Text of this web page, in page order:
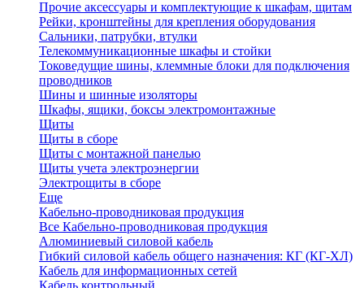
Прочие аксессуары и комплектующие к шкафам, щитам
Рейки, кронштейны для крепления оборудования
Сальники, патрубки, втулки
Телекоммуникационные шкафы и стойки
Токоведущие шины, клеммные блоки для подключения
проводников
Шины и шинные изоляторы
Шкафы, ящики, боксы электромонтажные
Щиты
Щиты в сборе
Щиты с монтажной панелью
Щиты учета электроэнергии
Электрощиты в сборе
Еще
Кабельно-проводниковая продукция
Все Кабельно-проводниковая продукция
Алюминиевый силовой кабель
Гибкий силовой кабель общего назначения: КГ (КГ-ХЛ)
Кабель для информационных сетей
Кабель контрольный